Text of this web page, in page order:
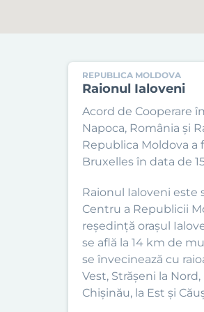
REPUBLICA MOLDOVA
Raionul Ialoveni
Acord de Cooperare
Napoca, România și
Republica Moldova a
Bruxelles în data de
Raionul Ialoveni este
Centru a Republicii
reședință orașul
se află la 14 km de
se învecinează cu
Vest, Strășeni la
Chișinău, la Est și